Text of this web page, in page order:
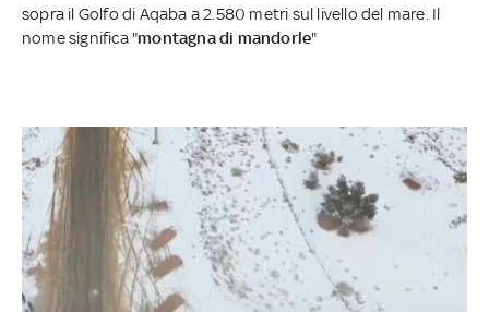
sopra il Golfo di Aqaba a 2.580 metri sul livello del mare. Il
nome significa "montagna di mandorle"